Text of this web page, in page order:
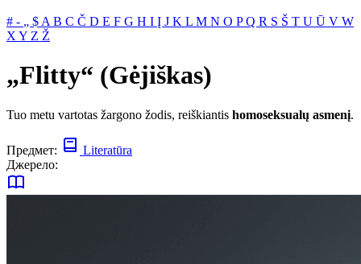
# ‐ „ $ A B C Č D E F G H I Į J K L M N O PQ R S Š T U Ū V W
X Y Z Ž
„Flitty“ (Gėjiškas)
Tuo metu vartotas žargono žodis, reiškiantis homoseksualų asmenį.
Предмет:
Literatūra
Джерело: